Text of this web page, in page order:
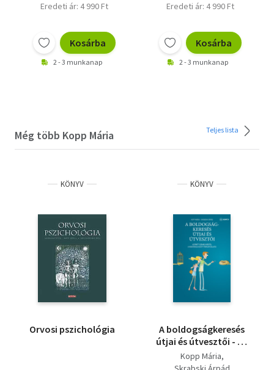
Eredeti ár: 4 990 Ft
Kosárba
2 - 3 munkanap
Eredeti ár: 4 990 Ft
Kosárba
2 - 3 munkanap
Még több Kopp Mária Teljes lista
KÖNYV
Orvosi pszichológia
KÖNYV
A boldogságkeresés
útjai és útvesztői - Az
érett személyiségtől a
kiegyensúlyozott
Kopp Mária